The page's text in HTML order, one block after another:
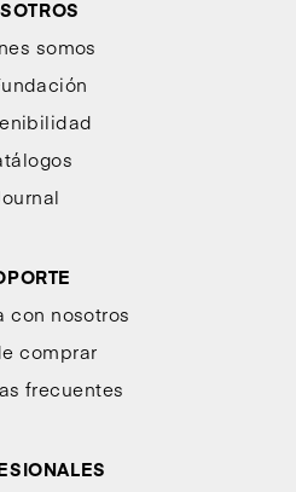
somos
con nosotros
comprar
frecuentes